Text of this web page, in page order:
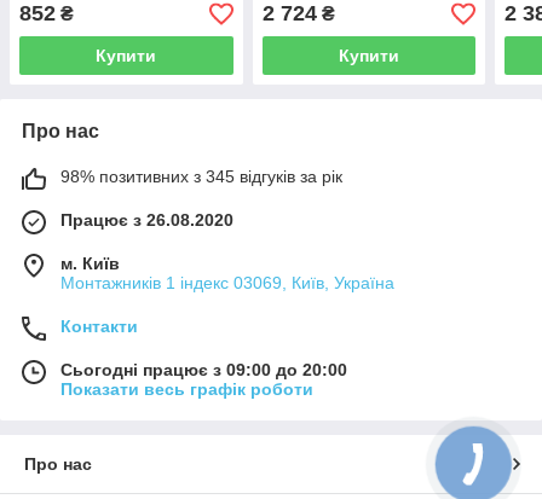
852 ₴
Купити
2 724₴
Купити
2
Про нас
98% позитивних з 345 відгуків за рік
Працює з 26.08.2020
м. Київ
Монтажників 1 індекс 03069, Київ, Україна
Контакти
Сьогодні працює з 09:00 до 20:00
Показати весь графік роботи
Про нас